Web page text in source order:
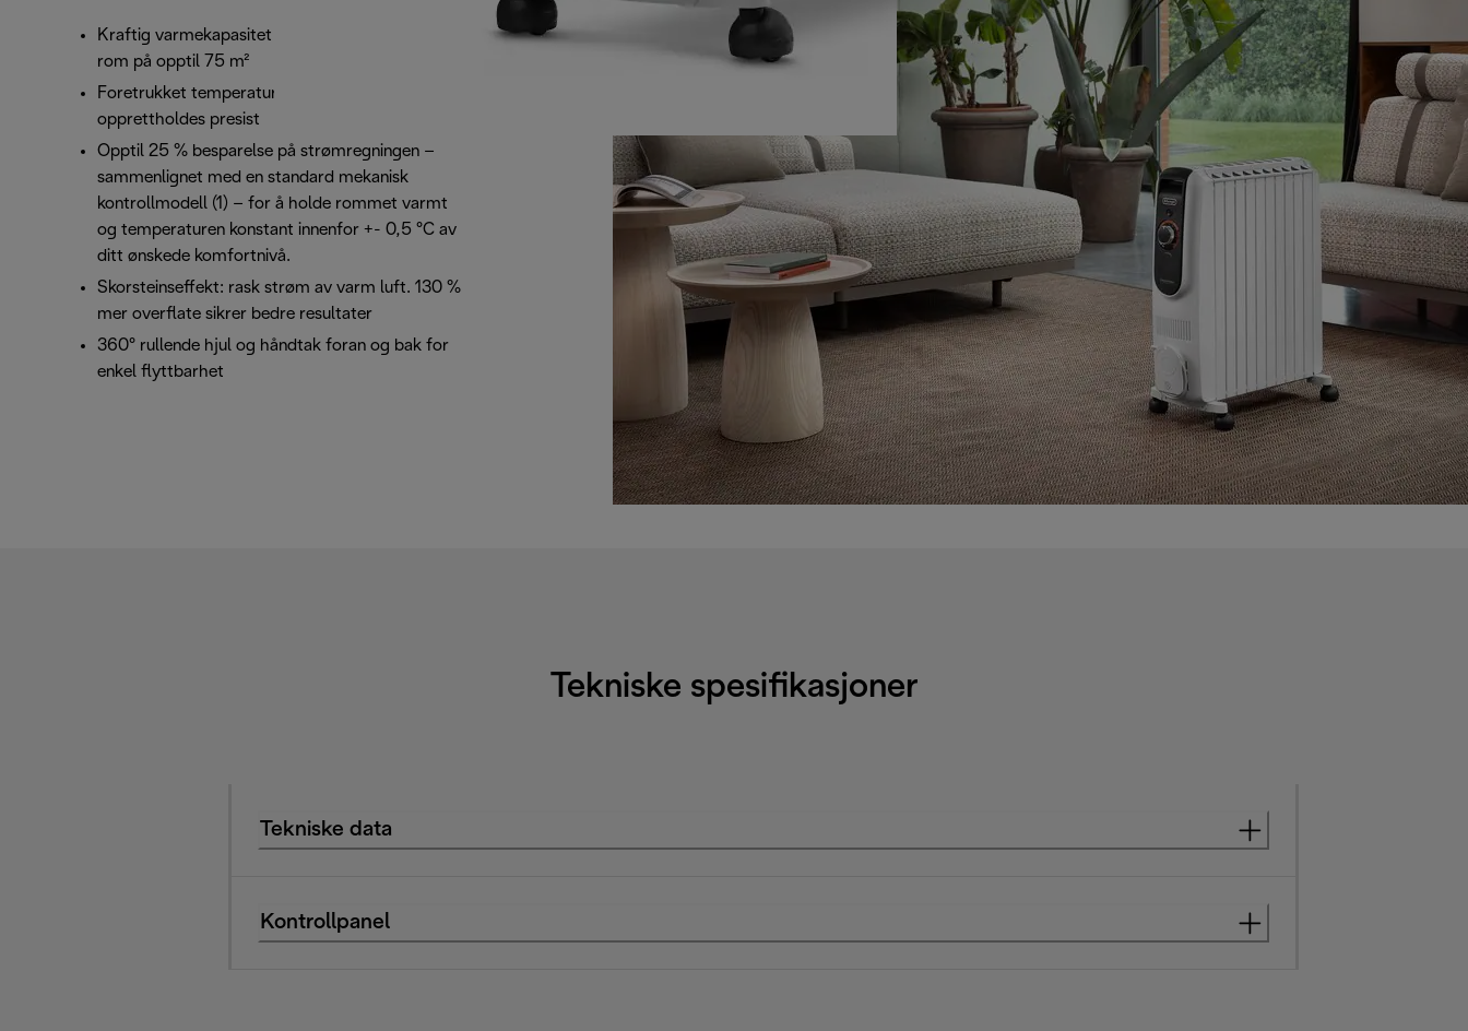
Kraftig varmekapasitet på opptil 2500 W for
rom på opptil 75 m²
Foretrukket temperatur leveres og
opprettholdes presist
Opptil 25 % besparelse på strømregningen –
sammenlignet med en standard mekanisk
kontrollmodell (1) – for å holde rommet varmt
og temperaturen konstant innenfor +- 0,5 °C av
ditt ønskede komfortnivå.
Skorsteinseffekt: rask strøm av varm luft. 130 %
mer overflate sikrer bedre resultater
360° rullende hjul og håndtak foran og bak for
enkel flyttbarhet
Tekniske spesifikasjoner
Tekniske data
Kontrollpanel